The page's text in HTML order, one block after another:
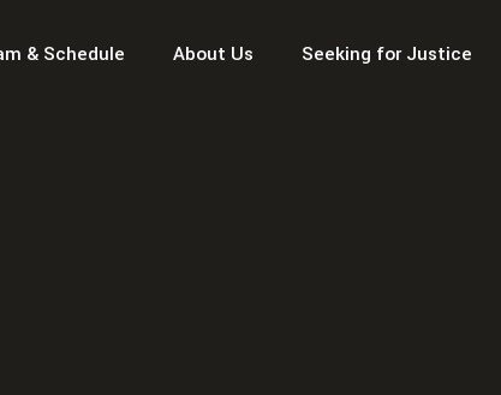
& Schedule About Us Seeking for Justice